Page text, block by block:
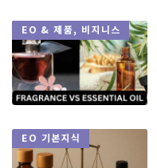
EO & 제품, 비지니스
EO 기본지식